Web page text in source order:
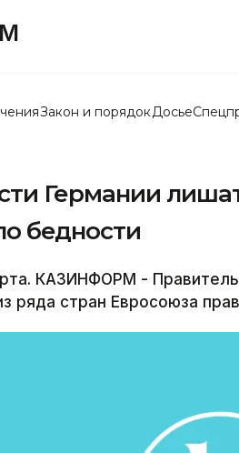
Закон и порядок Досье
Германии
бедности
КАЗИНФОРМ -
ряда стран Евросоюза